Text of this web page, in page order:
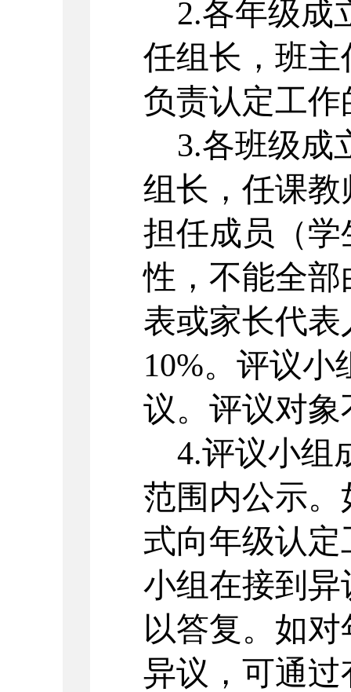
2.各年级成
任组长，班
负责认定工
3.各班级成
组长，任课
担任成员（
性，不能全
表或家长代
10%。评议
议。评议对
4.评议小组
范围内公示
式向年级认
小组在接到
以答复。如
异议，可通